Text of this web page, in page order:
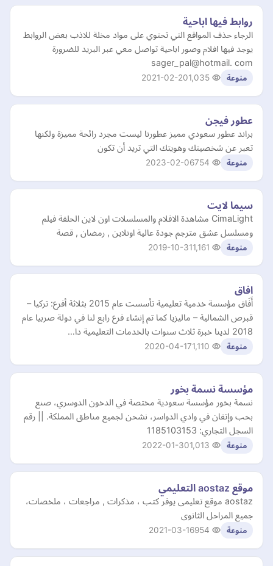
روابط فيها اباحية
الرجاء حذف المواقع التي تحتوي على مواد مخلة للاذب بعض الروابط
يوجد فيها افلام وصور اباحية تواصل معي عبر البريد للضرورة
sager_pal@hotmail. com
منوعة 2021-02-20
عطور فيجن
براند عطور سعودي مميز عطورنا ليست مجرد رائحة مميزة ولكنها
تعبر عن شخصيتك وهويتك التي تريد أن تكون
منوعة 2023-02-06
سيما لايت
CimaLight مشاهدة الافلام والمسلسلات اون لاين الحلقة فيلم
ومسلسل عشق مترجم جودة عالية اونلاين , رمضان , قصة
منوعة 2019-10-31
افاق
أَفَاق مؤسسة خدمية تعليمية تأسست عام 2015 بثلاثة أفرع: تركيا –
قبرص الشمالية – ماليزيا كما تم إنشاء فرع رابع لنا في دولة صربيا عام
2018 لدينا خبرة ثلاث سنوات بالخدمات التعليمية دا…
منوعة 2020-04-17
مؤسسة نسمة بخور
نسمة بخور مؤسسة سعودية مختصة في الدخون الدوسري، صنع
بحب وإتقان في وادي الدواسر، نشحن لجميع مناطق المملكة. || رقم
السجل التجاري: 1185103153
منوعة 2022-01-30
موقع aostaz التعليمي
aostaz موقع تعليمى يوفر كتب ، مذكرات , مراجعات ، ملخصات،
جميع المراحل الثانوى
منوعة 2021-03-16